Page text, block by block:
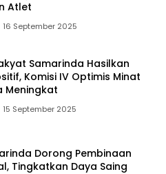
Atlet
16 September 2025
Samarinda Hasilkan
Komisi IV Optimis Minat
Meningkat
15 September 2025
Dorong Pembinaan
Tingkatkan Daya Saing